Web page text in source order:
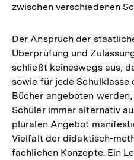
zwischen verschiedenen
Der Anspruch der
Überprüfung und
schließt keineswegs aus,
sowie für jede Schulklasse
Bücher angeboten
Schüler immer alternativ
pluralen Angebot
Vielfalt der didaktisch-
fachlichen Konzepte. Ein